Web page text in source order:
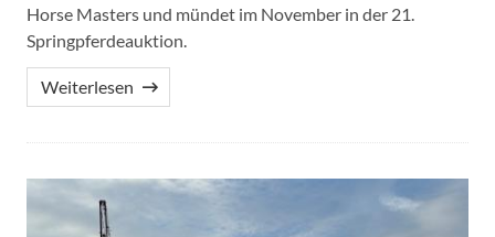
Horse Masters und mündet im November in der 21.
Springpferdeauktion.
Weiterlesen